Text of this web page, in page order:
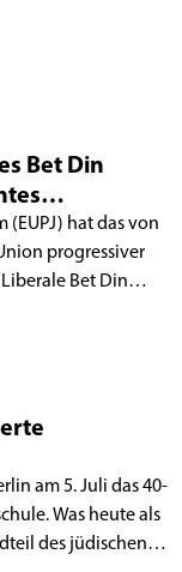
Bet Din
(EUPJ) hat das von
progressiver
Bet Din
anerkanntes
am 5. Juli das 40-
Was heute als
des jüdischen